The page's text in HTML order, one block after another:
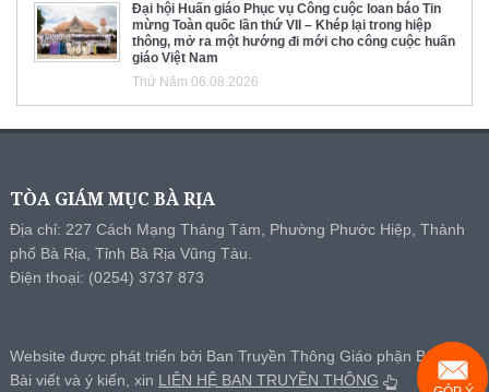
Đại hội Huấn giáo Phục vụ Công cuộc loan báo Tin
mừng Toàn quốc lần thứ VII – Khép lại trong hiệp
thông, mở ra một hướng đi mới cho công cuộc huấn
giáo Việt Nam
Thứ Năm 06.08.2026
TÒA GIÁM MỤC BÀ RỊA
Địa chỉ: 227 Cách Mạng Tháng Tám, Phường Phước Hiệp, Thành
phố Bà Rịa, Tỉnh Bà Rịa Vũng Tàu.
Điện thoại: (0254) 3737 873
Website được phát triển bởi Ban Truyền Thông Giáo phận Bà Rịa.
Bài viết và ý kiến, xin LIÊN HỆ BAN TRUYỀN THÔNG